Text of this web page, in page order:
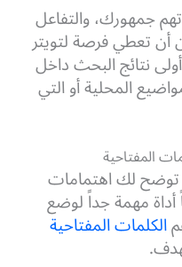
جمهورك، والتفاعل
أن تعطي فرصة لتويتر
نتائج البحث داخل
المحلية أو التي
توضح لك اهتمامات
مهمة جداً لوضع
الكلمات المفتاحية